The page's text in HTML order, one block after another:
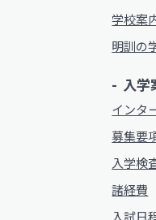
学校案
明訓の
入学
インタ
募集要
入学検
諸経費
入試日